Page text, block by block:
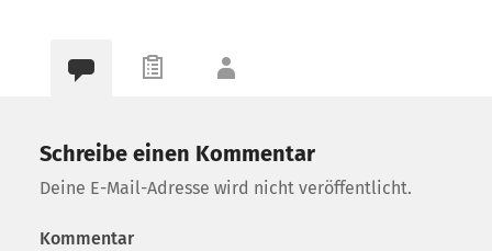
Schreibe einen Kommentar
Deine E-Mail-Adresse wird nicht veröffentlicht.
Kommentar